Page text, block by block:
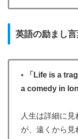
英語の励まし
•
「Life is a
a comedy in
人生は詳細に
が、遠くから見